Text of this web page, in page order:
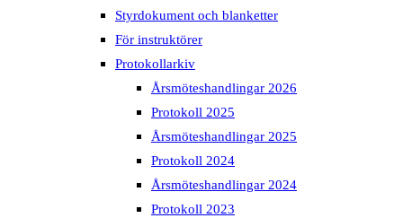
Styrdokument och blanketter
För instruktörer
Protokollarkiv
Årsmöteshandlingar 2026
Protokoll 2025
Årsmöteshandlingar 2025
Protokoll 2024
Årsmöteshandlingar 2024
Protokoll 2023